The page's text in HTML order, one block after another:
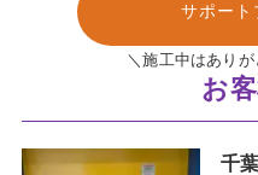
サポート
＼施工中はあり
お
千